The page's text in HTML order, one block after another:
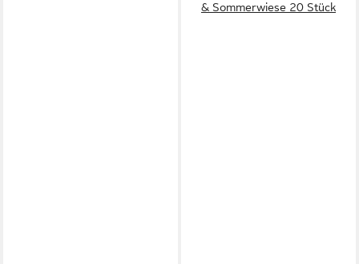
& Sommerwiese 20 Stück